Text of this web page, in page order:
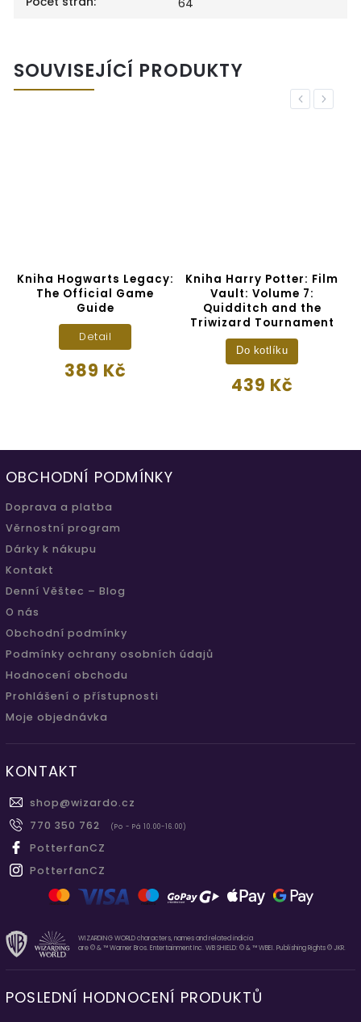
SOUVISEJÍCÍ PRODUKTY
Previous
Kniha Hogwarts Legacy:
The Official Game
Guide
389 Kč
Detail
Kniha Harry Potter: Film
Vault: Volume 7:
Quidditch and the
Triwizard Tournament
439 Kč
Do kotlíku
Next
OBCHODNÍ PODMÍNKY
Doprava a platba
Věrnostní program
Dárky k nákupu
Kontakt
Denní Věštec – Blog
O nás
Obchodní podmínky
Podmínky ochrany osobních údajů
Hodnocení obchodu
Prohlášení o přístupnosti
Moje objednávka
KONTAKT
shop@wizardo.cz
770 350 762
(Po - Pá 10.00-16.00)
PotterfanCZ
PotterfanCZ
WIZARDING WORLD characters, names and related indicia
are © & ™ Warner Bros. Entertainment Inc. WB SHIELD: © & ™ WBEI. Publishing Rights © JKR.
POSLEDNÍ HODNOCENÍ PRODUKTŮ